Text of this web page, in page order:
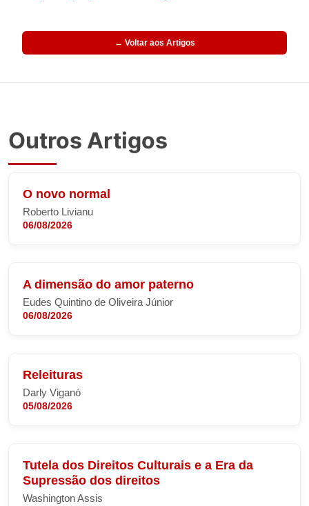
← Voltar aos Artigos
Outros Artigos
O novo normal
Roberto Livianu
06/08/2026
A dimensão do amor paterno
Eudes Quintino de Oliveira Júnior
06/08/2026
Releituras
Darly Viganó
05/08/2026
Tutela dos Direitos Culturais e a Era da
Supressão dos direitos
Washington Assis